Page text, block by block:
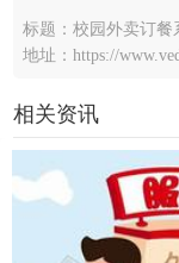
标题：校园外卖订
地址：https://
相关资讯